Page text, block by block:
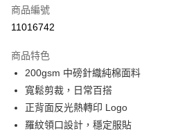
Apple Pay
運送方式
全家店到店
每筆NT$80，滿NT$10,000(含以上)免運費
商品編號
11016742
商品特色
200gsm 中磅針織純棉面料
寬鬆剪裁，日常百搭
正背面反光熱轉印 Logo
羅紋領口設計，穩定服貼